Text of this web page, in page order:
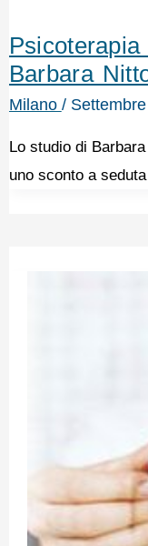
Barbara
Milano /
Lo studio di
uno sconto a